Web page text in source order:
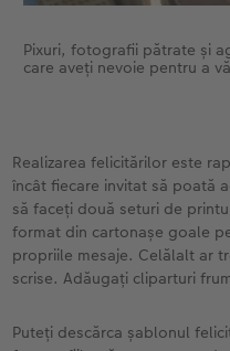
Pixuri, fotografii pătrate și
care aveți nevoie pentru a
Realizarea felicitărilor este
încât fiecare invitat să poată
să faceți două seturi de
format din cartonașe goale
propriile mesaje. Celălalt ar
scrise. Adăugați cliparturi
Puteți descărca șablonul